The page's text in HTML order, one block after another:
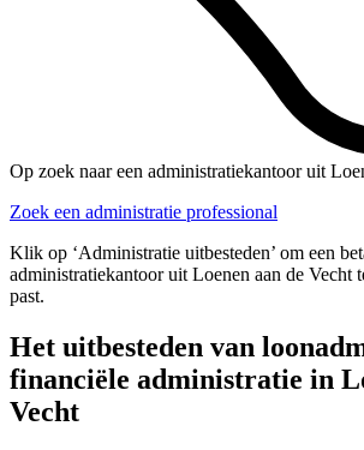
Op zoek naar een administratiekantoor uit
Zoek een administratie professional
Klik op ‘Administratie uitbesteden’ om een
administratiekantoor uit Loenen aan de Vecht
past.
Het uitbesteden van
financiële administratie in
Vecht